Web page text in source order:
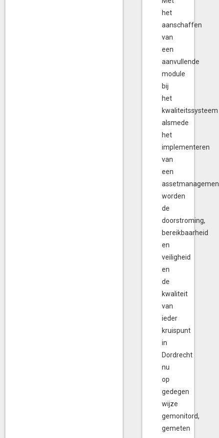
het
aanschaffen
van
een
aanvullende
module
bij
het
kwaliteitssysteem
alsmede
het
implementeren
van
een
worden
de
doorstroming,
bereikbaarheid
en
veiligheid
en
de
kwaliteit
van
ieder
kruispunt
in
Dordrecht
nu
op
gedegen
wijze
gemonitord,
gemeten